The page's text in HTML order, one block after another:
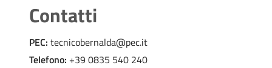
Contatti
PEC: tecnicobernalda@pec.it
Telefono: +39 0835 540 240